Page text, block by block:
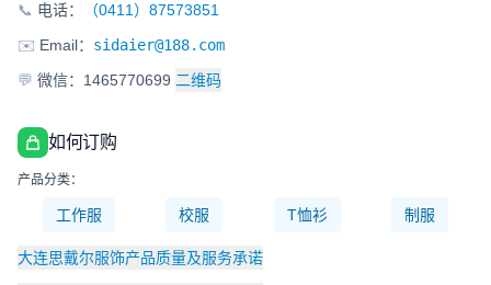
📞 电话：
（0411）87573851
✉️ Email： sidaier@188.com
💬 微信：1465770699 二维码
如何订购
产品分类：
工作服 校服 T恤衫 制服
大连思戴尔服饰产品质量及服务承诺